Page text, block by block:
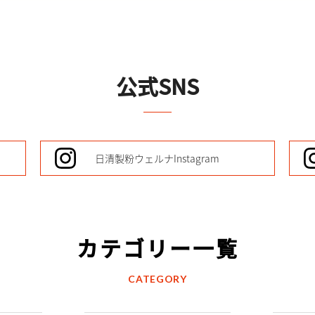
公式SNS
日清製粉ウェルナInstagram
カテゴリー一覧
CATEGORY